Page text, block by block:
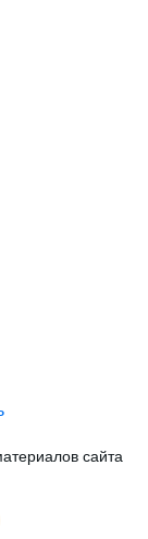
сайта